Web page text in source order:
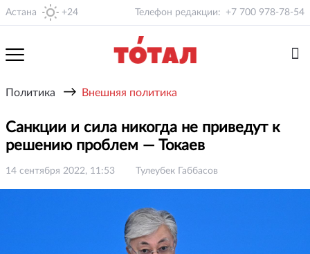
Астана +24 Телефон редакции: +7 700 978-78-54
Политика → Внешняя политика
Санкции и сила никогда не приведут к
решению проблем — Токаев
14 сентября 2022, 11:53 Тулеубек Габбасов